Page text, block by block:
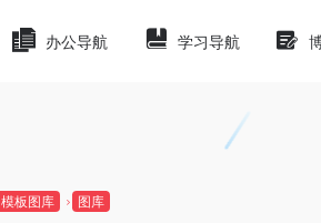
办公导航 学习导航
模板图库 图库